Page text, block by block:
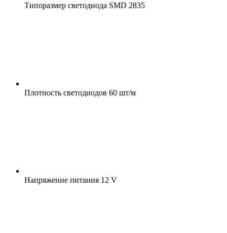
Типоразмер светодиода SMD 2835
Плотность светодиодов 60 шт/м
Напряжение питания 12 V